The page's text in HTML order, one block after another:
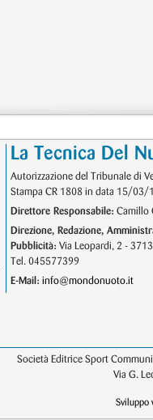
La Tecnica Del
Autorizzazione del Tribunale di
Stampa CR 1808 in data 15/03/
Direttore Responsabile: Camillo
Direzione, Redazione,
Pubblicità: Via Leopardi, 2 -
Tel. 045577399
E-Mail: info@mondonuoto.it
Società Editrice Sport
Via G.
Sviluppo